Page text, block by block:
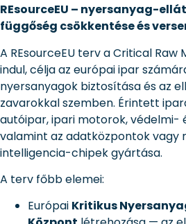
REsourceEU – nyersanyag-
függőség csökkentése és
A REsourceEU terv a Critical
indul, célja az európai ipar
nyersanyagok biztosítása és az
zavarokkal szemben. Érintett
autóipar, ipari motorok, védelmi-
valamint az adatközpontok vagy
intelligencia-chipek gyártása.
A terv főbb elemei:
Európai Kritikus